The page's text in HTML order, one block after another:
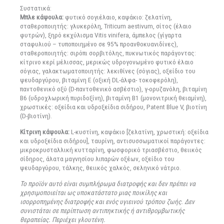
Συστατικά:
Μπλε κάψουλα: φυτικό σογιέλαιο, καψάκιο: ζελατίνη,
σταθεροποιητής: γλυκερόλη, Triticum aestivum, σίτος (έλαιο
φυτρών), ξηρό εκχύλισμα Vitis vinifera, άμπελος (γίγαρτα
σταφυλιού – τυποποιημένο σε 95% προανθοκυανιδίνες),
σταθεροποιητής: σιρόπι σορβιτόλης, πυκνωτικός παράγοντας:
κίτρινο κερί μέλισσας, μερικώς υδρογονωμένο φυτικό έλαιο
σόγιας, γαλακτωματοποιητής: λεκιθίνες (σόγιας), οξείδιο του
ψευδαργύρου, βιταμίνη Ε (οξική DL-άλφα- τοκοφερόλη),
παντοθενικό οξύ (D-παντοθενικό ασβέστιο), γ-ορυζανόλη, βιταμίνη
Β6 (υδροχλωρική πυριδοξίνη), βιταμίνη Β1 (μονονιτρική θειαμίνη),
χρωστικές: οξείδια και υδροξείδια σιδήρου, Patent Blue V, βιοτίνη
(D-βιοτίνη).
Κίτρινη κάψουλα:L-κυστίνη, καψάκιο [ζελατίνη, χρωστική: οξείδια
και υδροξείδια σιδήρου], ταυρίνη, αντισυσσωματικοί παράγοντες:
μικροκρυσταλλική κυτταρίνη, φωσφορικό τριασβέστιο, θειικός
σίδηρος, άλατα μαγνησίου λιπαρών οξέων, οξείδιο του
ψευδαργύρου, τάλκης, θειικός χαλκός, σεληνικό νάτριο.
Το προϊόν αυτό είναι συμπλήρωμα διατροφής και δεν πρέπει να
χρησιμοποιείται ως υποκατάστατο μιας ποικίλης και
ισορροπημένης διατροφής και ενός υγιεινού τρόπου ζωής. Δεν
συνιστάται σε περίπτωση αντιπηκτικής ή αντιθρομβωτικής
θεραπείας. Περιέχει γλουτένη.